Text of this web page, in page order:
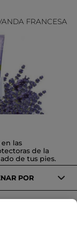
FRANCESA
las
de la
de tus pies.
POR